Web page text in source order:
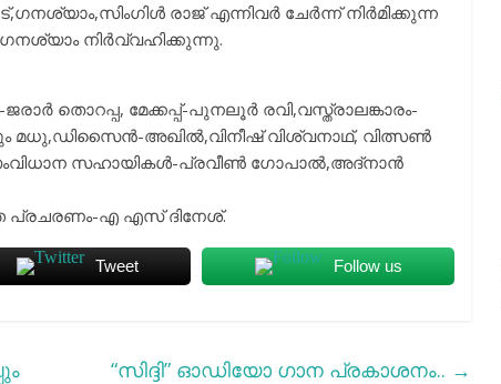
രാജ് എന്നിവർ ചേർന്ന് നിർമിക്കുന്ന
നിർവ്വഹിക്കുന്നു.
തൊറപ്പ, മേക്കപ്പ്-പുനലൂർ രവി,വസ്ത്രാലങ്കാരം-
അഖിൽ,വിനീഷ് വിശ്വനാഥ്, വിത്സൺ
സഹായികൾ-പ്രവീൺ ഗോപാൽ,അദ്നാൻ
പ്രചരണം-എ എസ് ദിനേശ്.
Tweet Follow us
“സിദ്ദി” ഓഡിയോ ഗാന പ്രകാശനം.. →